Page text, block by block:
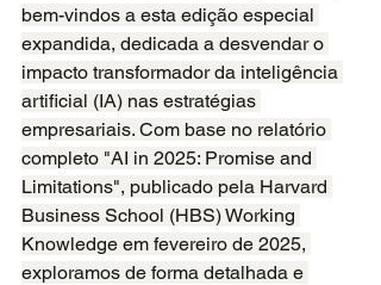
bem-vindos a esta edição especial
expandida, dedicada a desvendar o
impacto transformador da inteligência
artificial (IA) nas estratégias
empresariais. Com base no relatório
completo "AI in 2025: Promise and
Limitations", publicado pela Harvard
Business School (HBS) Working
Knowledge em fevereiro de 2025,
exploramos de forma detalhada e